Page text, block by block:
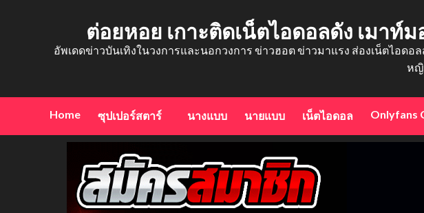
ต่อยหอย เกาะติดเน็ตไอดอลดัง เมา
อัพเดดข่าวบันเทิงในวงการและนอกวงการ ข่าวฮอต ข่าวมาแรง ส่องเน็ตไอด
หญิ
Home ซุปเปอร์สตาร์ นางแบบ นายแบบ เน็ตไอดอล Onlyfans